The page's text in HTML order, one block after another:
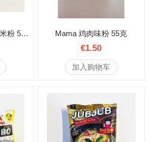
Mama 妈妈东方风味米粉 55克 Mama 鸡肉味粉 55克
€1.50
加入购物车